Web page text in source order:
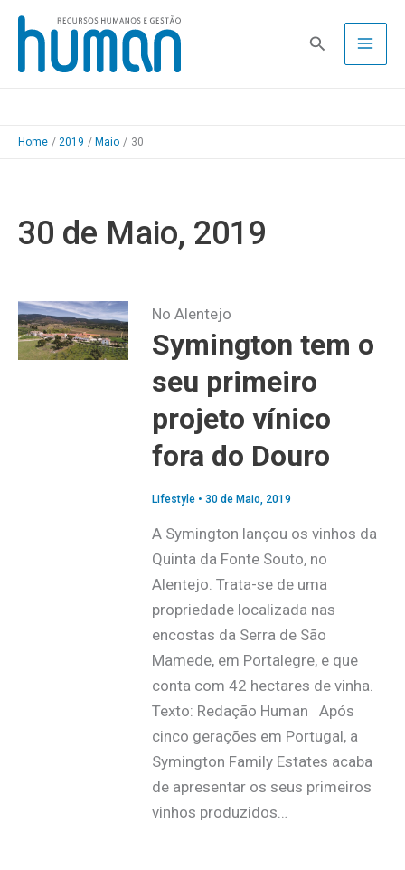
Skip
content
Pesquisa
Home 2019 Maio 30
30 de Maio, 2019
No Alentejo
Symington tem o
seu primeiro
projeto vínico
fora do Douro
Lifestyle• 30 de Maio, 2019
A Symington lançou os vinhos da
Quinta da Fonte Souto, no
Alentejo. Trata-se de uma
propriedade localizada nas
encostas da Serra de São
Mamede, em Portalegre, e que
conta com 42 hectares de vinha.
Texto: Redação Human Após
cinco gerações em Portugal, a
Symington Family Estates acaba
de apresentar os seus primeiros
vinhos produzidos…